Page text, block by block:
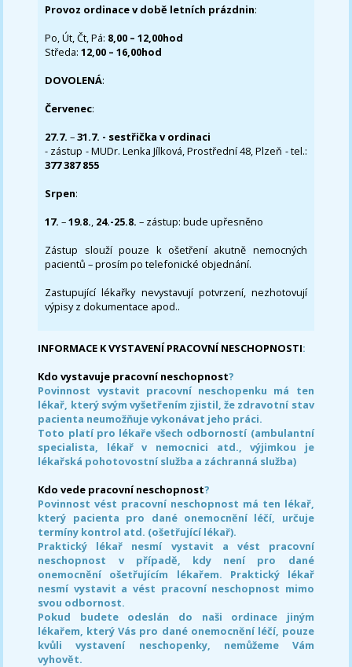
Provoz ordinace v době letních prázdnin:
Po, Út, Čt, Pá: 8,00 – 12,00hod
Středa:12,00 – 16,00hod
DOVOLENÁ:
Červenec:
27.7.–31.7. - sestřička v ordinaci
- zástup - MUDr. Lenka Jílková, Prostřední 48, Plzeň - tel.:
377 387 855
Srpen:
17. –19.8., 24.-25.8. – zástup: bude upřesněno
Zástup slouží pouze k ošetření akutně nemocných
pacientů – prosím po telefonické objednání.
Zastupující lékařky nevystavují potvrzení, nezhotovují
výpisy z dokumentace apod..
INFORMACE K VYSTAVENÍ PRACOVNÍ NESCHOPNOSTI:
Kdo vystavuje pracovní neschopnost?
Povinnost vystavit pracovní neschopenku má ten
lékař, který svým vyšetřením zjistil, že zdravotní stav
pacienta neumožňuje vykonávat jeho práci.
Toto platí pro lékaře všech odborností (ambulantní
specialista, lékař v nemocnici atd., výjimkou je
lékařská pohotovostní služba a záchranná služba)
Kdo vede pracovní neschopnost?
Povinnost vést pracovní neschopnost má ten lékař,
který pacienta pro dané onemocnění léčí, určuje
termíny kontrol atd. (ošetřující lékař).
Praktický lékař nesmí vystavit a vést pracovní
neschopnost v případě, kdy není pro dané
onemocnění ošetřujícím lékařem. Praktický lékař
nesmí vystavit a vést pracovní neschopnost mimo
svou odbornost.
Pokud budete odeslán do naši ordinace jiným
lékařem, který Vás pro dané onemocnění léčí, pouze
kvůli vystavení neschopenky, nemůžeme Vám
vyhovět.